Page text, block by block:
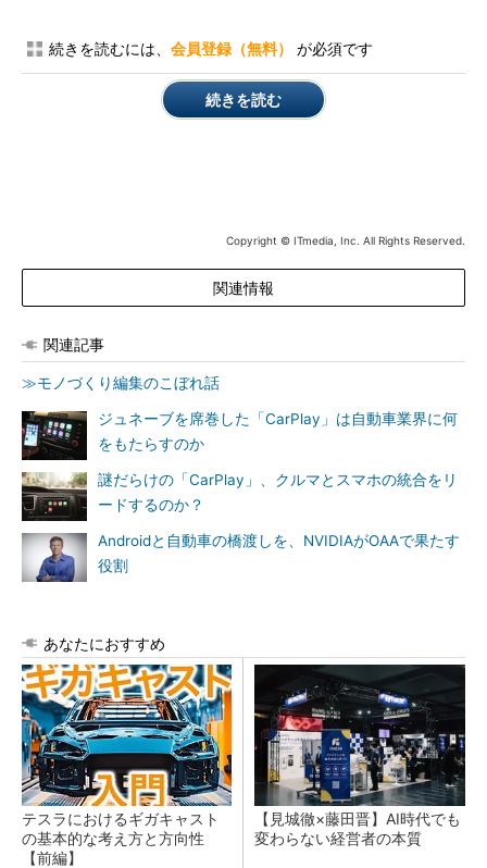
続きを読むには、 会員登録（無料） が必須です
続きを読む
Copyright © ITmedia, Inc. All Rights Reserved.
関連情報
関連記事
≫モノづくり編集のこぼれ話
ジュネーブを席巻した「CarPlay」は自動車業界に何
をもたらすのか
謎だらけの「CarPlay」、クルマとスマホの統合をリ
ードするのか？
Androidと自動車の橋渡しを、NVIDIAがOAAで果たす
役割
あなたにおすすめ
テスラにおけるギガキャスト
の基本的な考え方と方向性
【前編】
【見城徹×藤田晋】AI時代でも
変わらない経営者の本質